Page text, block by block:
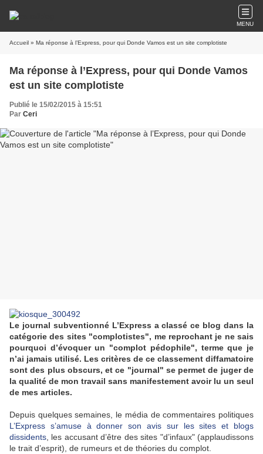
MENU
Accueil » Ma réponse à l’Express, pour qui Donde Vamos est un site complotiste
Ma réponse à l’Express, pour qui Donde Vamos
est un site complotiste
Publié le 15/02/2015 à 15:51
Par Ceri
Le journal subventionné L’Express a classé ce blog dans la
catégorie des sites "complotistes", me reprochant je ne sais
pourquoi d’évoquer un "complot pédophile", terme que je
n’ai jamais utilisé. Les critères de ce classement diffamatoire
sont des plus obscurs, et ce "journal" se permet de juger de
la qualité de mon travail sans manifestement avoir lu un seul
de mes articles.
Depuis quelques semaines, le média de commentaires politiques
L’Express s’amuse à donner son avis sur les sites et blogs
dissidents , les accusant d’être des sites "d’infaux" (applaudissons
le trait d’esprit), de rumeurs et de théories du complot.